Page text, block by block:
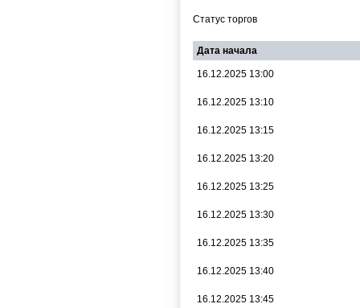
Статус торгов
Дата начала
16.12.2025 13:00
16.12.2025 13:10
16.12.2025 13:15
16.12.2025 13:20
16.12.2025 13:25
16.12.2025 13:30
16.12.2025 13:35
16.12.2025 13:40
16.12.2025 13:45